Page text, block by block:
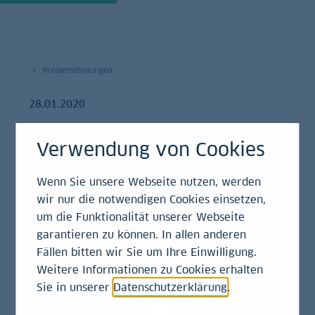
Pressemitteilungen
28.01.2020
Michael Nagel verlässt
– Frank Berlepp
Nachfolger
Pressemitteilung
Verwendung von Cookies
Wenn Sie unsere Webseite nutzen, werden
wir nur die notwendigen Cookies einsetzen,
um die Funktionalität unserer Webseite
garantieren zu können. In allen anderen
Fällen bitten wir Sie um Ihre Einwilligung.
Weitere Informationen zu Cookies erhalten
Sie in unserer Datenschutzerklärung.